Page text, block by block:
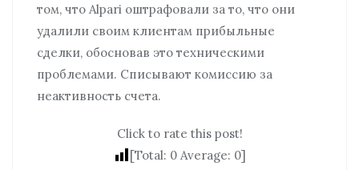
том, что Alpari оштрафовали за то, что они
удалили своим клиентам прибыльные
сделки, обосновав это техническими
проблемами. Списывают комиссию за
неактивность счета.
Click to rate this post!
[Total: 0Average: 0]